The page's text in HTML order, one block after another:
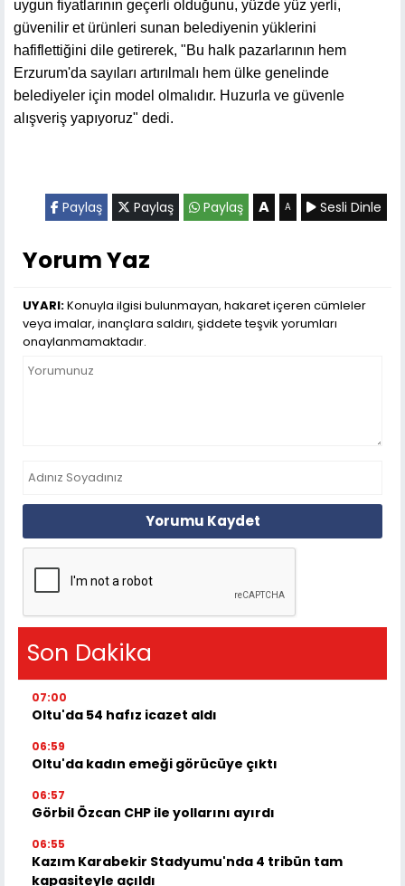
uygun fiyatlarının geçerli olduğunu, yüzde yüz yerli,
güvenilir et ürünleri sunan belediyenin yüklerini
hafiflettiğini dile getirerek, "Bu halk pazarlarının hem
Erzurum'da sayıları artırılmalı hem ülke genelinde
belediyeler için model olmalıdır. Huzurla ve güvenle
alışveriş yapıyoruz" dedi.
Paylaş Paylaş Paylaş A A Sesli Dinle
Yorum Yaz
UYARI:Konuyla ilgisi bulunmayan, hakaret içeren cümleler
veya imalar, inançlara saldırı, şiddete teşvik yorumları
onaylanmamaktadır.
Yorumu Kaydet
Son Dakika
07:00
Oltu'da 54 hafız icazet aldı
06:59
Oltu'da kadın emeği görücüye çıktı
06:57
Görbil Özcan CHP ile yollarını ayırdı
06:55
Kazım Karabekir Stadyumu'nda 4 tribün tam
kapasiteyle açıldı